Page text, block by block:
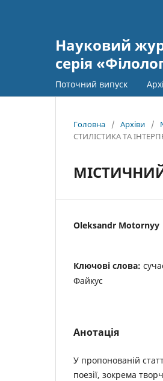
Науковий
серія
Поточний випуск
Головна / Архіви /
СТИЛІСТИКА ТА
Oleksandr Motornyy
Ключові слова:
Файкус
Анотація
У пропонованій
поезії, зокрема